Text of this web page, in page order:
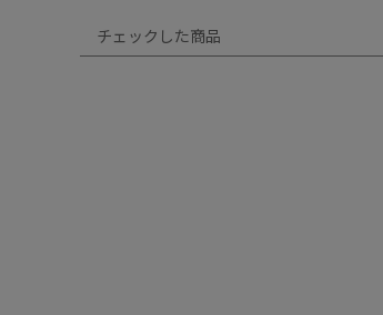
チェックした商品